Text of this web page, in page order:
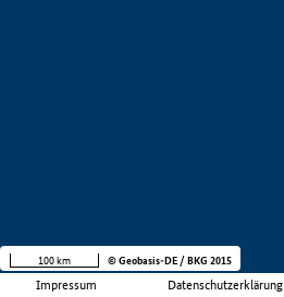
Impressum Datenschutzerklärung
100 km © Geobasis-DE / BKG 2015